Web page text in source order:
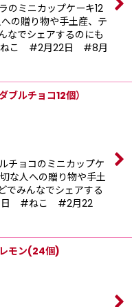
のミニカップケーキ12
の贈り物や手土産、テ
なでシェアするのにも
こ #2月22日 #8月
ブルチョコ12個）
チョコのミニカップケ
な人への贈り物や手土
でみんなでシェアする
日 #ねこ #2月22
レモン(24個)